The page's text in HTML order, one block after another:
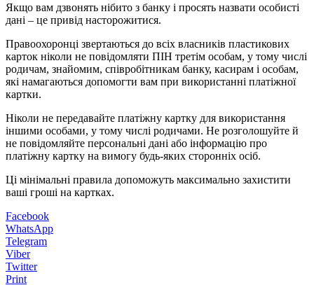
Якщо вам дзвонять нібито з банку і просять назвати особисті
дані – це привід насторожитися.
Правоохоронці звертаються до всіх власників пластикових
карток ніколи не повідомляти ПІН третім особам, у тому числі
родичам, знайомим, співробітникам банку, касирам і особам,
які намагаються допомогти вам при використанні платіжної
картки.
Ніколи не передавайте платіжну картку для використання
іншими особами, у тому числі родичами. Не розголошуйте й
не повідомляйте персональні дані або інформацію про
платіжну картку на вимогу будь-яких сторонніх осіб.
Ці мінімальні правила допоможуть максимально захистити
ваші гроші на картках.
Facebook
WhatsApp
Telegram
Viber
Twitter
Print